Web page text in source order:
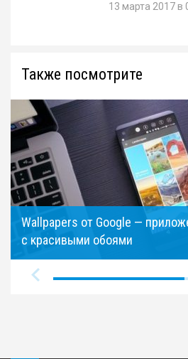
13 марта 2017 в
Также посмотрите
Wallpapers от Google —
с красивыми обоями